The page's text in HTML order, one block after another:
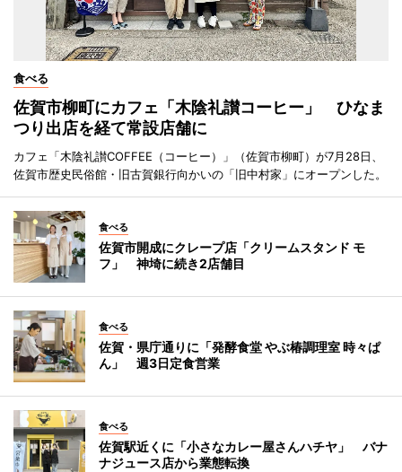
食べる
佐賀市柳町にカフェ「木陰礼讃コーヒー」 ひなま
つり出店を経て常設店舗に
カフェ「木陰礼讃COFFEE（コーヒー）」（佐賀市柳町）が7月28日、
佐賀市歴史民俗館・旧古賀銀行向かいの「旧中村家」にオープンした。
食べる
佐賀市開成にクレープ店「クリームスタンド モ
フ」 神埼に続き2店舗目
食べる
佐賀・県庁通りに「発酵食堂 やぶ椿調理室 時々ぱ
ん」 週3日定食営業
食べる
佐賀駅近くに「小さなカレー屋さんハチヤ」 バナ
ナジュース店から業態転換